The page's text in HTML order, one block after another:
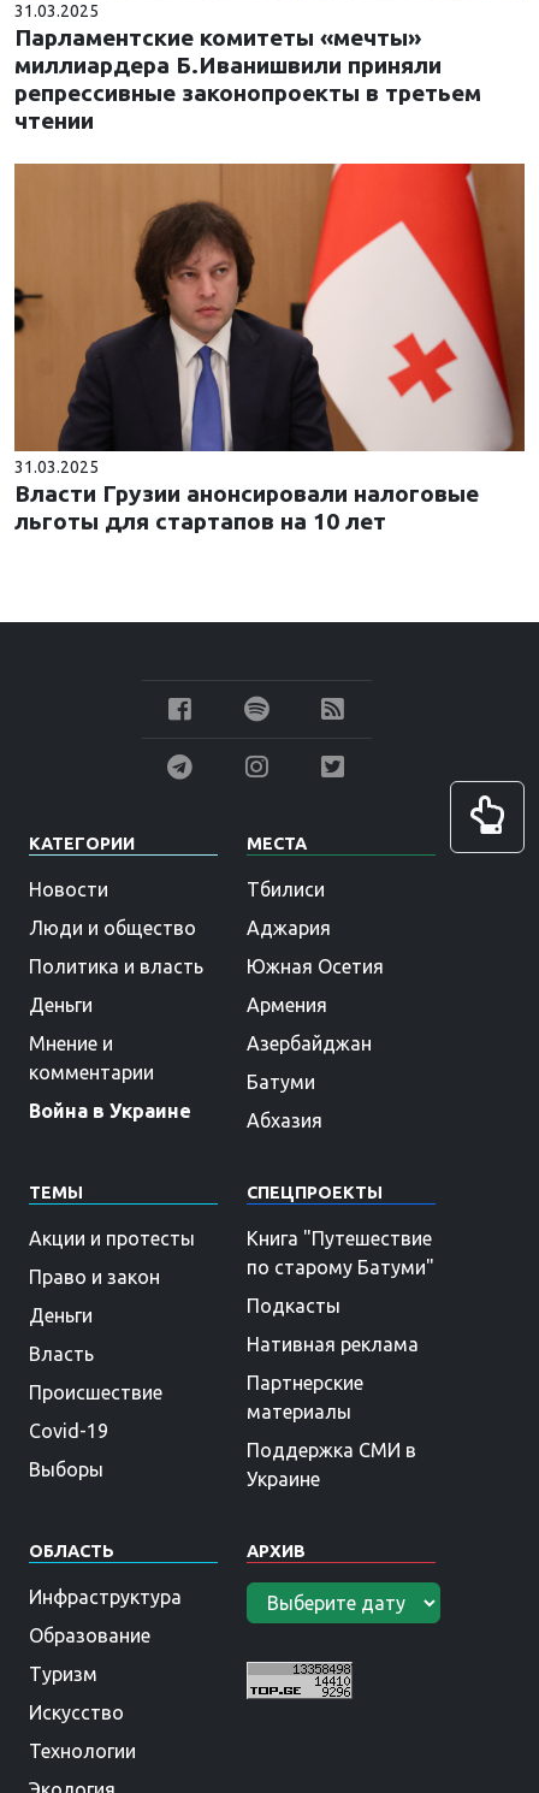
31.03.2025
Парламентские комитеты «мечты»
миллиардера Б.Иванишвили приняли
репрессивные законопроекты в третьем
чтении
31.03.2025
Власти Грузии анонсировали налоговые
льготы для стартапов на 10 лет
КАТЕГОРИИ
Новости
Люди и общество
Политика и власть
Деньги
Мнение и
комментарии
Война в Украине
МЕСТА
Тбилиси
Аджария
Южная Осетия
Армения
Азербайджан
Батуми
Абхазия
ТЕМЫ
Акции и протесты
Право и закон
Деньги
Власть
Происшествие
Covid-19
Выборы
СПЕЦПРОЕКТЫ
Книга "Путешествие
по старому Батуми"
Подкасты
Нативная реклама
Партнерские
материалы
Поддержка СМИ в
Украине
ОБЛАСТЬ
Инфраструктура
Образование
Туризм
Искусство
Технологии
АРХИВ